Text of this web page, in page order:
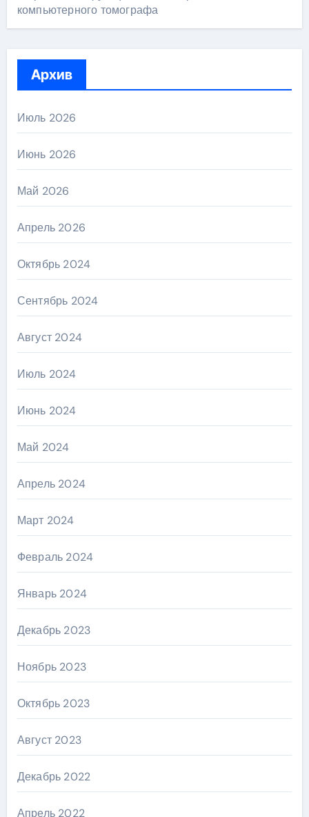
компьютерного томографа
Архив
Июль 2026
Июнь 2026
Май 2026
Апрель 2026
Октябрь 2024
Сентябрь 2024
Август 2024
Июль 2024
Июнь 2024
Май 2024
Апрель 2024
Март 2024
Февраль 2024
Январь 2024
Декабрь 2023
Ноябрь 2023
Октябрь 2023
Август 2023
Декабрь 2022
Апрель 2022